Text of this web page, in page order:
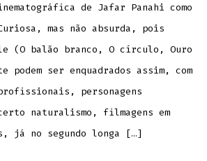
de Jafar Panahi como
mas não absurda, pois
(O balão branco, O círculo, Ouro
podem ser enquadrados assim, com
personagens
naturalismo, filmagens em
já no segundo longa […]